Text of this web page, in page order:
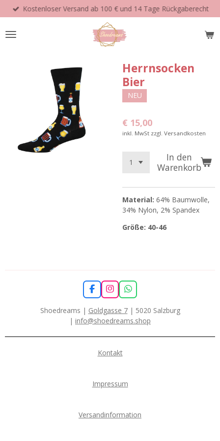
Zum
Hauptinhalt
springen
Kostenloser Versand ab 100 € und 14 Tage Rückgaberecht
Herrnsocken
Bier
NEU
€ 15,00
inkl. MwSt zzgl. Versandkosten
In den
Warenkorb
Material: 64% Baumwolle,
34% Nylon, 2% Spandex
Größe: 40-46
F
a
c
e
b
o
I
n
s
t
a
r
m
W
h
a
t
s
p
Shoedreams | Goldgasse 7| 5020 Salzburg
| info@shoedreams.shop
Kontakt
Impressum
Versandinformation